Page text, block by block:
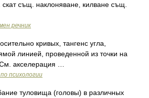
скат същ. наклоняване, килване същ.
речник
кривых, тангенс угла,
линией, проведенной из точки на
акселерация …
психологии
туловища (головы) в различных